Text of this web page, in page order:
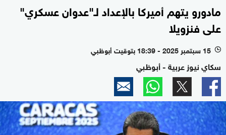
مادورو يتهم أميركا بالإعداد لـ"عدوان عسكري"
على فنزويلا
l 15 سبتمبر 2025 - 18:39 بتوقيت أبوظبي
سكاي نيوز عربية - أبوظبي